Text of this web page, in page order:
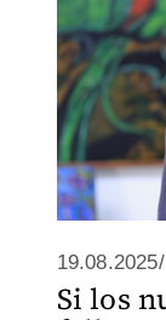
19.08.2025/
Si los